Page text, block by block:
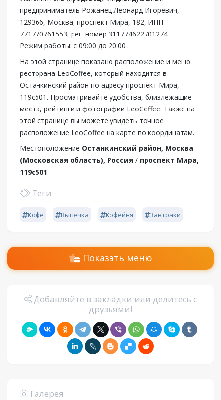
предприниматель Рожанец Леонард Игоревич,
129366, Москва, проспект Мира, 182, ИНН
771770761553, рег. номер 311774622701274
Режим работы: с 09:00 до 20:00
На этой странице показано расположение и меню
ресторана LeoCoffee, который находится в
Останкинский район по адресу проспект Мира,
119с501. Просматривайте удобства, близлежащие
места, рейтинги и фотографии LeoCoffee. Также на
этой странице вы можете увидеть точное
расположение LeoCoffee на карте по координатам.
Местоположение Останкинский район, Москва
(Московская область), Россия / проспект Мира,
119с501
Теги
Кофе Выпечка Кофейня Завтраки
Показать меню
Добавляйте в закладки или делитесь с
друзьями!
Галерея